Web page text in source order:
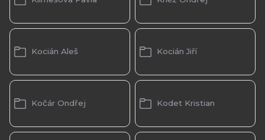
Kocián Aleš Kocián Jiří
Kočár Ondřej Kodet Kristian